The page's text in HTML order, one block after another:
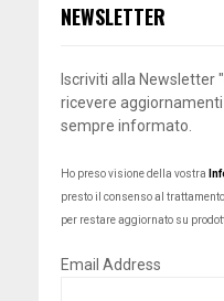
NEWSLETTER
Iscriviti alla Newsletter
ricevere
sempre informato.
Ho preso visione della vostra
presto il consenso al
per restare aggiornato su
Email Address